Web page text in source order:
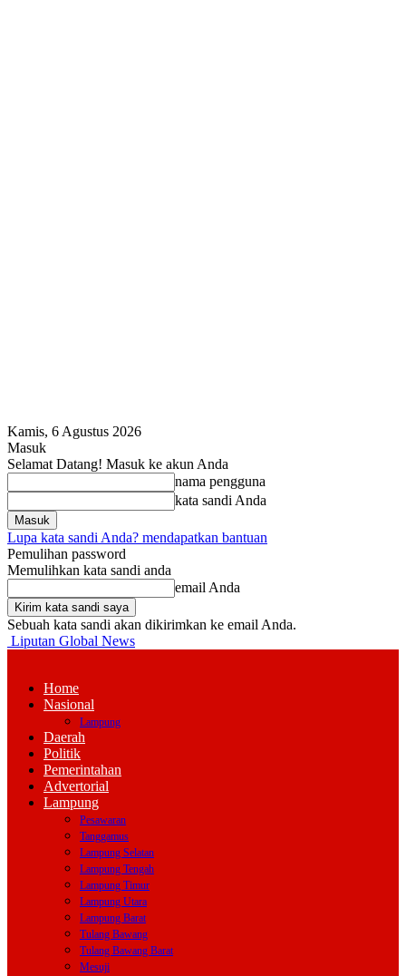
Kamis, 6 Agustus 2026
Masuk
Selamat Datang! Masuk ke akun Anda
nama pengguna
kata sandi Anda
Lupa kata sandi Anda? mendapatkan bantuan
Pemulihan password
Memulihkan kata sandi anda
email Anda
Sebuah kata sandi akan dikirimkan ke email Anda.
Liputan Global News
Home
Nasional
Lampung
Daerah
Politik
Pemerintahan
Advertorial
Lampung
Pesawaran
Tanggamus
Lampung Selatan
Lampung Tengah
Lampung Timur
Lampung Utara
Lampung Barat
Tulang Bawang
Tulang Bawang Barat
Mesuji